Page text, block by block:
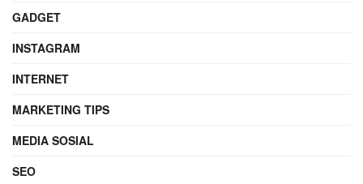
GADGET
INSTAGRAM
INTERNET
MARKETING TIPS
MEDIA SOSIAL
SEO